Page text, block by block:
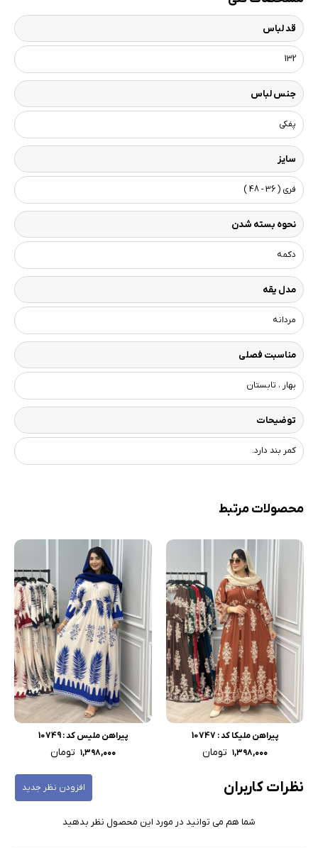
قد لباس
132
جنس لباس
پفکی
سایز
فری ( 36 - 48 )
نحوه بسته شدن
دکمه
مدل یقه
مردانه
مناسبت فصلی
بهار ، تابستان
توضیحات
کمر بند دارد.
محصولات مرتبط
پیراهن ملیکا کد : 10747
۱,۳۹۸,۰۰۰ تومان
پیراهن ملیس کد : 10749
۱,۳۹۸,۰۰۰ تومان
نظرات کاربران افزودن نظر جدید
شما هم می توانید در مورد این محصول نظر بدهید